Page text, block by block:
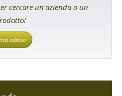
cercare un'azienda o un
adesso